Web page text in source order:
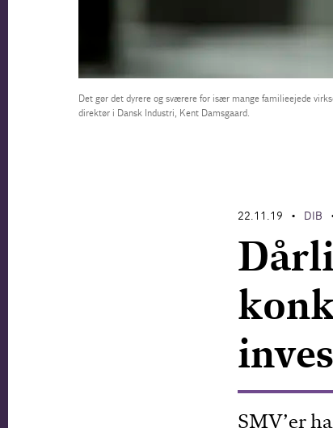
Det gør det dyrere og sværere for især mange familieejede
direktør i Dansk Industri, Kent Damsgaard.
22.11.19 • DIB
SMV’er